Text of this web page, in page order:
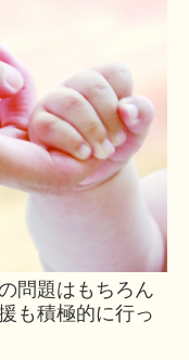
問題はもちろん
も積極的に行っ